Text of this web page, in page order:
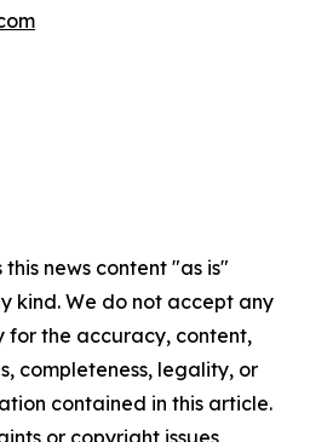
news content "as is"
kind. We do not accept any
for the accuracy, content,
completeness, legality, or
contained in this article.
or copyright issues